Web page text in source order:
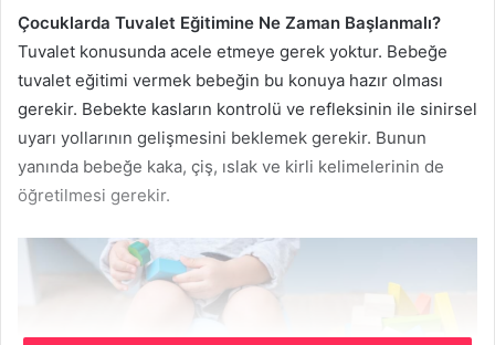
Çocuklarda Tuvalet Eğitimine Ne Zaman Başlanmalı?
Tuvalet konusunda acele etmeye gerek yoktur. Bebeğe
tuvalet eğitimi vermek bebeğin bu konuya hazır olması
gerekir. Bebekte kasların kontrolü ve refleksinin ile sinirsel
uyarı yollarının gelişmesini beklemek gerekir. Bunun
yanında bebeğe kaka, çiş, ıslak ve kirli kelimelerinin de
öğretilmesi gerekir.